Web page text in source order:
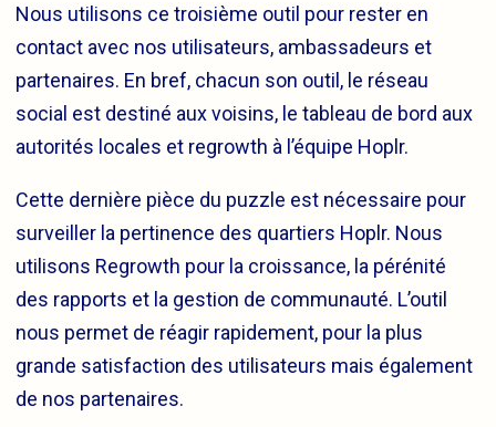
Nous utilisons ce troisième outil pour rester en
contact avec nos utilisateurs, ambassadeurs et
partenaires. En bref, chacun son outil, le réseau
social est destiné aux voisins, le tableau de bord aux
autorités locales et regrowth à l’équipe Hoplr.
Cette dernière pièce du puzzle est nécessaire pour
surveiller la pertinence des quartiers Hoplr. Nous
utilisons Regrowth pour la croissance, la pérénité
des rapports et la gestion de communauté. L’outil
nous permet de réagir rapidement, pour la plus
grande satisfaction des utilisateurs mais également
de nos partenaires.